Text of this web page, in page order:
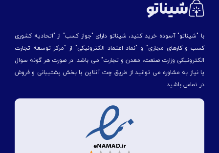
با "شیناتو" آسوده خرید کنید، شیناتو دارای "جواز کسب" از "اتحادیه کشوری
کسب و کارهای مجازی" و "نماد اعتماد الکترونیکی" از "مركز توسعه تجارت
الكترونیكی وزارت صنعت، معدن و تجارت" می باشد. در صورت هر گونه سوال
یا نیاز به مشاوره می توانید از طریق چت آنلاین با بخش پشتیبانی و فروش
در تماس باشید.